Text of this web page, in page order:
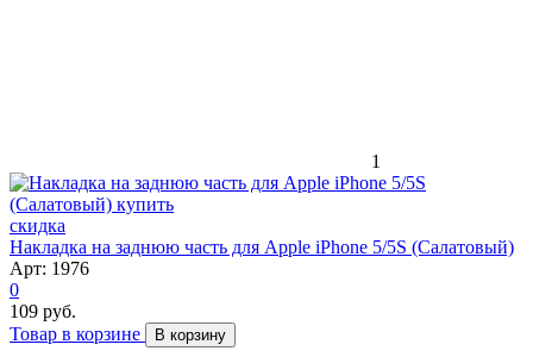
1
скидка
Накладка на заднюю часть для Apple iPhone 5/5S (Салатовый)
Арт: 1976
0
109 руб.
Товар в корзине
В корзину